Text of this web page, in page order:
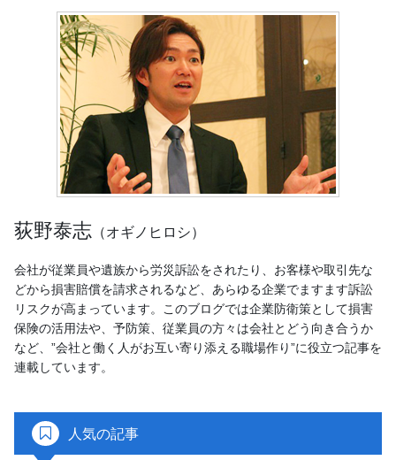
荻野泰志 （オギノヒロシ）
会社が従業員や遺族から労災訴訟をされたり、お客様や取引先な
どから損害賠償を請求されるなど、あらゆる企業でますます訴訟
リスクが高まっています。このブログでは企業防衛策として損害
保険の活用法や、予防策、従業員の方々は会社とどう向き合うか
など、”会社と働く人がお互い寄り添える職場作り”に役立つ記事を
連載しています。
人気の記事